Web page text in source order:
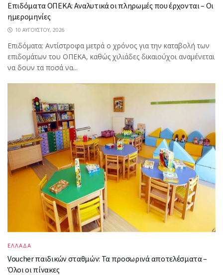
Επιδόματα ΟΠΕΚΑ: Αναλυτικά οι πληρωμές που έρχονται – Οι
ημερομηνίες
10 ΑΥΓΟΎΣΤΟΥ, 2026
Επιδόματα: Αντίστροφα μετρά ο χρόνος για την καταβολή των
επιδομάτων του ΟΠΕΚΑ, καθώς χιλιάδες δικαιούχοι αναμένεται
να δουν τα ποσά να...
ΕΛΛΑΔΑ
Voucher παιδικών σταθμών: Τα προσωρινά αποτελέσματα –
Όλοι οι πίνακες